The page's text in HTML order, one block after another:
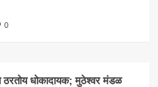
0
ठरतोय धोकादायक; मुठेश्वर मंडळ